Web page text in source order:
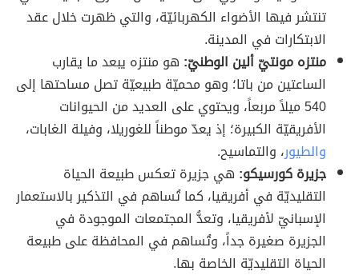
تنتشر فيها الأضواء الكهربائيّة، والتي ظهرت خلال عقد
الابتكارات في المدينة.
منتزه مونتيّ ألين الوطنيّ: هو منتزه يبعد ما يقارب
الساعتين من باتا؛ وهو محميّة طبيعيّة تصل مساحتها إلى
540 ميلاً مربعاً، ويحتوي على العديد من الحيوانات
الأفريقيّة الكبيرة؛ إذ يعدّ موطناً للغوريلا، وفيلة الغابات،
والطيور، والتماسيح.
جزيرة كورسيكو: هي جزيرة تعكس طبيعة الحياة
التقليديّة في أفريقيا، كما تُساهم في التذكير بالاستعمار
الإسبانيّ لأفريقيا، وتعدُّ المجتمعات الموجودة في
الجزيرة صغيرة جداً، وتُساهم في المحافظة على طبيعة
الحياة التقليديّة الخاصة بها.